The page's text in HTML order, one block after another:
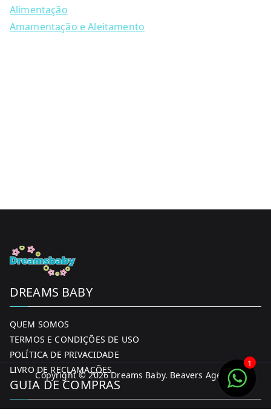
on
the
Alimentação
Amamentação e Aleitamento
DREAMS BABY
QUEM SOMOS
TERMOS E CONDIÇÕES DE USO
POLÍTICA DE PRIVACIDADE
LIVRO DE RECLAMAÇÕES
GUIA DE COMPRAS
Copyright © 2026Dreams Baby. Beavers Agency
1